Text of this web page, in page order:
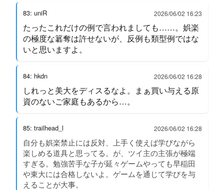
83: uniR 2026/06/02 16:23
たったこれだけの例で言われましても……。娯楽
の極度な簒奪は許せないが、反例も類型例ではな
いと思いますよ。
84: hkdn 2026/06/02 16:28
しれっと美大をディスるなよ。まぁ買い与える原
資のないご家庭もあるから…。
85: trailhead_l 2026/06/02 16:28
自分も娯楽禁止には反対、上手く使えば学びながら
楽しめる道具と思ってる。が、ツイ主の主張が極端
すぎる。勉強苦手な子が延々ゲームやっても早稲田
や東大には合格しないよ。ゲームを通じて学びを与
えることが大事。